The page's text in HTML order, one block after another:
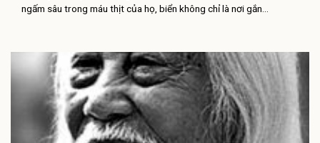
ngấm sâu trong máu thịt của họ, biển không chỉ là nơi gắn...